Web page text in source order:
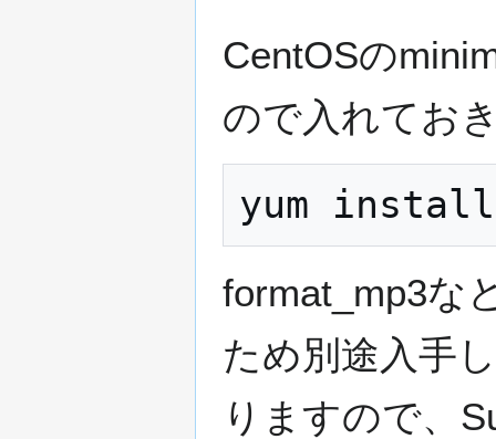
CentOSの
ので入れてお
format_mp3な
ため別途入手
りますので、